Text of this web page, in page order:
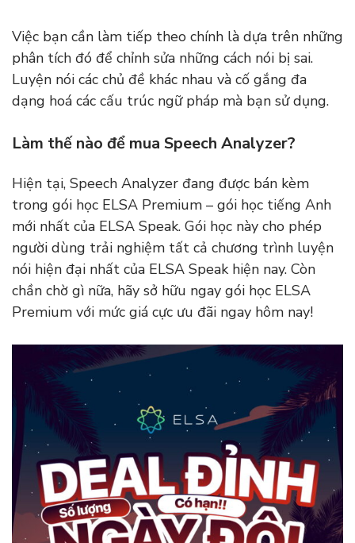
Việc bạn cần làm tiếp theo chính là dựa trên những
phân tích đó để chỉnh sửa những cách nói bị sai.
Luyện nói các chủ đề khác nhau và cố gắng đa
dạng hoá các cấu trúc ngữ pháp mà bạn sử dụng.
Làm thế nào để mua Speech Analyzer?
Hiện tại, Speech Analyzer đang được bán kèm
trong gói học ELSA Premium – gói học tiếng Anh
mới nhất của ELSA Speak. Gói học này cho phép
người dùng trải nghiệm tất cả chương trình luyện
nói hiện đại nhất của ELSA Speak hiện nay. Còn
chần chờ gì nữa, hãy sở hữu ngay gói học ELSA
Premium với mức giá cực ưu đãi ngay hôm nay!